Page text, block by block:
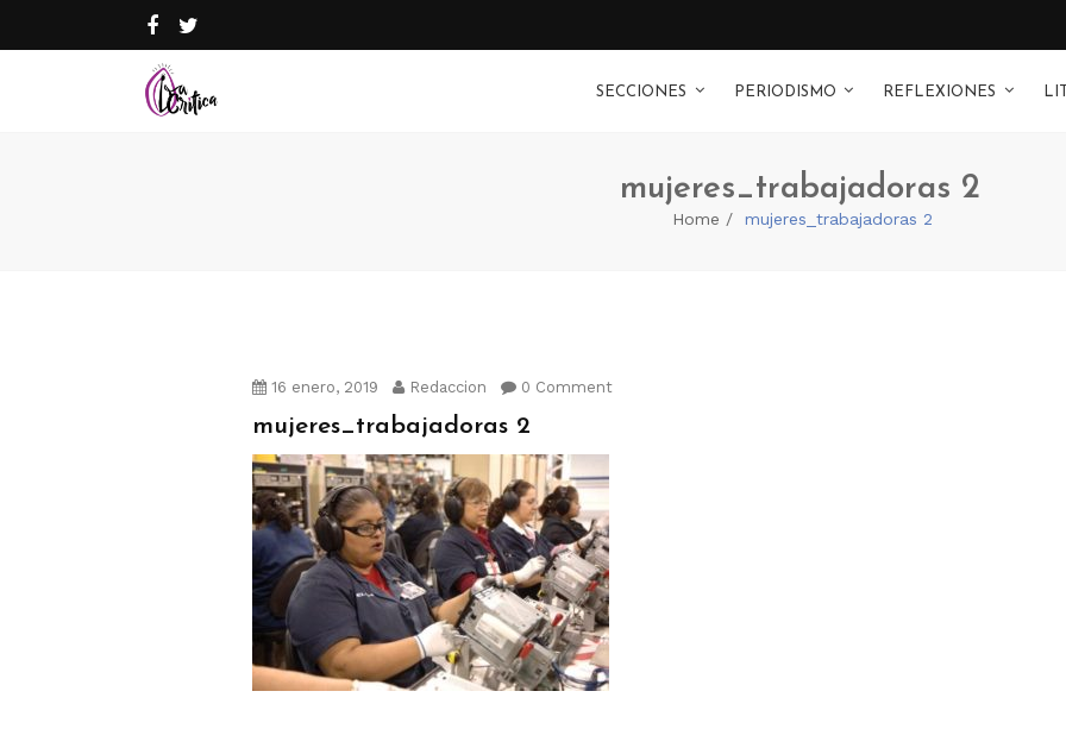
SECCIONES PERIODISMO REFLEXIONES
mujeres_trabajadoras 2
Home mujeres_trabajadoras 2
16 enero, 2019 Redaccion 0 Comment
mujeres_trabajadoras 2